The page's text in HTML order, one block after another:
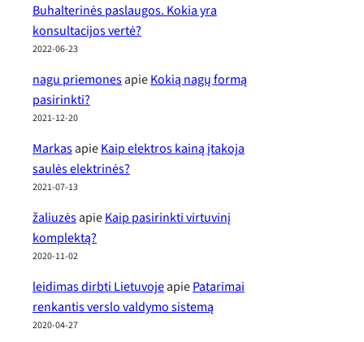
Buhalterinės paslaugos. Kokia yra
konsultacijos vertė?
2022-06-23
nagu priemonesapieKokią nagų formą
pasirinkti?
2021-12-20
MarkasapieKaip elektros kainą įtakoja
saulės elektrinės?
2021-07-13
žaliuzėsapieKaip pasirinkti virtuvinį
komplektą?
2020-11-02
leidimas dirbti LietuvojeapiePatarimai
renkantis verslo valdymo sistemą
2020-04-27